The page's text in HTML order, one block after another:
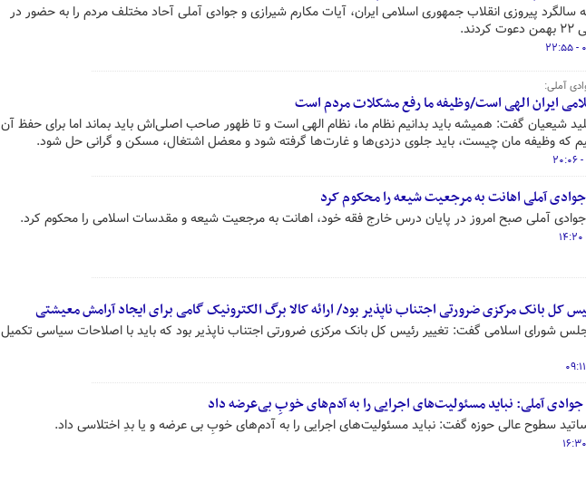
سالگرد پیروزی انقلاب جمهوری اسلامی ایران، آیات مکارم شیرازی و جوادی آملی آحاد مختلف مردم را به حضور در
آملی:
ایران الهی است/وظیفه ما رفع مشکلات مردم است
شیعیان گفت: همیشه باید بدانیم نظام ما، نظام الهی است و تا ظهور صاحب اصلی‌اش باید بماند اما برای حفظ آن
که وظیفه مان چیست، باید جلوی دزدی‌ها و غارت‌ها گرفته شود و معضل اشتغال، مسکن و گرانی حل شود.
جوادی آملی اهانت به مرجعیت شیعه را محکوم کرد
جوادی آملی صبح امروز در پایان درس خارج فقه خود، اهانت به مرجعیت شیعه و مقدسات اسلامی را محکوم کرد.
کل بانک مرکزی ضرورتی اجتناب ناپذیر بود/ ارائه کالا برگ الکترونیک گامی برای ایجاد آرامش معیشتی
شورای اسلامی گفت: تغییر رئیس کل بانک مرکزی ضرورتی اجتناب ناپذیر بود که باید با اصلاحات سیاسی تکمیل
جوادی آملی: نباید مسئولیت‌های اجرایی را به آدم‌های خوبِ بی‌عرضه داد
سطوح عالی حوزه گفت: نباید مسئولیت‌های اجرایی را به آدم‌های خوبِ بی عرضه و یا بدِ اختلاسی داد.